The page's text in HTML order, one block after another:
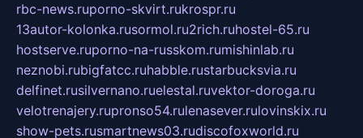
rbc-news.ruporno-skvirt.rukrospr.ru
13autor-kolonka.rusormol.ru2rich.ruhostel-65.ru
hostserve.ruporno-na-russkom.rumishinlab.ru
neznobi.rubigfatcc.ruhabble.rustarbucksvia.ru
delfinet.rusilvernano.ruelestal.ruvektor-doroga.ru
velotrenajery.rupronso54.rulenasever.rulovinskix.ru
show-pets.rusmartnews03.rudiscofoxworld.ru